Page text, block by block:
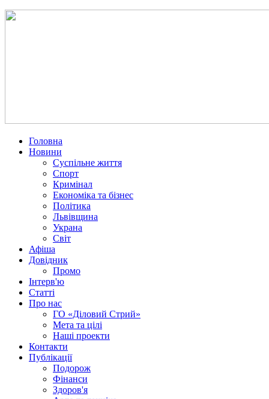
Головна
Новини
Суспільне життя
Спорт
Кримінал
Економіка та бізнес
Політика
Львівщина
Украна
Світ
Афіша
Довідник
Промо
Інтерв'ю
Статті
Про нас
ГО «Діловий Стрий»
Мета та цілі
Наші проекти
Контакти
Публікації
Подорож
Фінанси
Здоров'я